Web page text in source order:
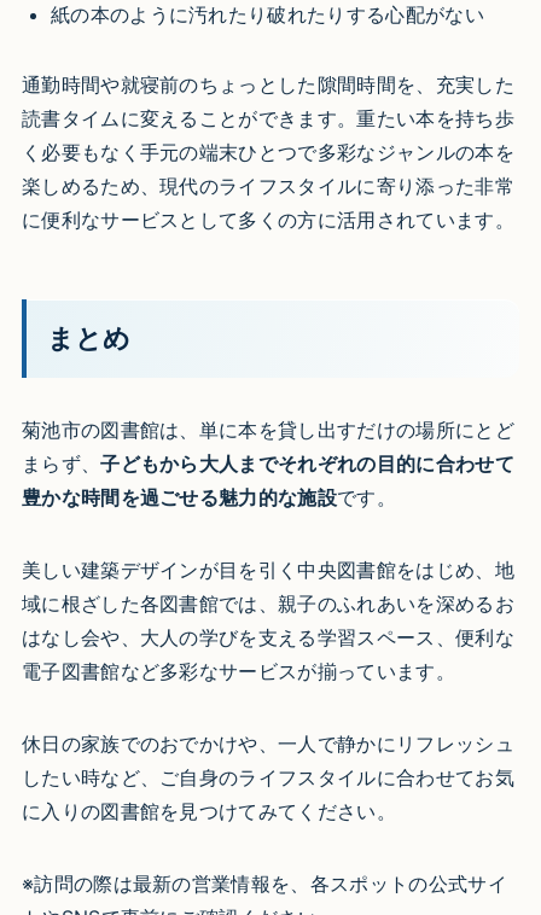
紙の本のように汚れたり破れたりする心配がない
通勤時間や就寝前のちょっとした隙間時間を、充実した
読書タイムに変えることができます。重たい本を持ち歩
く必要もなく手元の端末ひとつで多彩なジャンルの本を
楽しめるため、現代のライフスタイルに寄り添った非常
に便利なサービスとして多くの方に活用されています。
まとめ
菊池市の図書館は、単に本を貸し出すだけの場所にとど
まらず、子どもから大人までそれぞれの目的に合わせて
豊かな時間を過ごせる魅力的な施設です。
美しい建築デザインが目を引く中央図書館をはじめ、地
域に根ざした各図書館では、親子のふれあいを深めるお
はなし会や、大人の学びを支える学習スペース、便利な
電子図書館など多彩なサービスが揃っています。
休日の家族でのおでかけや、一人で静かにリフレッシュ
したい時など、ご自身のライフスタイルに合わせてお気
に入りの図書館を見つけてみてください。
※訪問の際は最新の営業情報を、各スポットの公式サイ